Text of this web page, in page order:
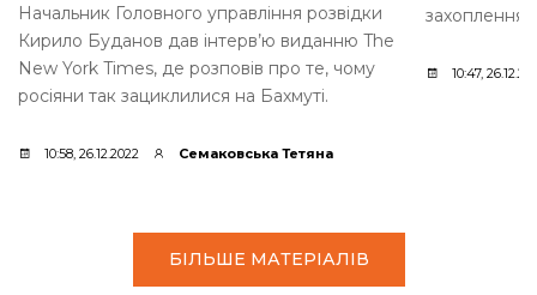
Начальник Головного управління розвідки
Кирило Буданов дав інтерв’ю виданню The
New York Times, де розповів про те, чому
росіяни так зациклилися на Бахмуті.
10:58, 26.12.2022 Семаковська Тетяна
захоплення
10:47,
БІЛЬШЕ МАТЕРІАЛІВ